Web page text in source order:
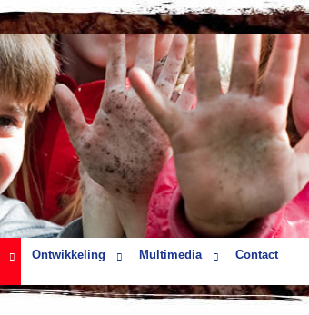
Ontwikkeling Multimedia Contact